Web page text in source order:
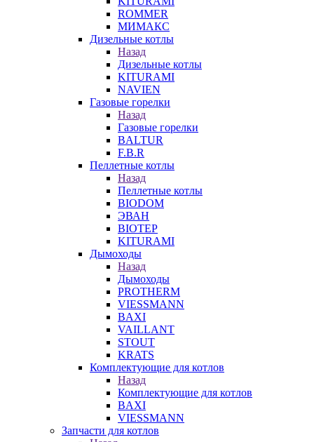
ROMMER
МИМАКС
Дизельные котлы
Назад
Дизельные котлы
KITURAMI
NAVIEN
Газовые горелки
Назад
Газовые горелки
BALTUR
F.B.R
Пеллетные котлы
Назад
Пеллетные котлы
BIODOM
ЭВАН
BIOTEP
KITURAMI
Дымоходы
Назад
Дымоходы
PROTHERM
VIESSMANN
BAXI
VAILLANT
STOUT
KRATS
Комплектующие для котлов
Назад
Комплектующие для котлов
BAXI
VIESSMANN
Запчасти для котлов